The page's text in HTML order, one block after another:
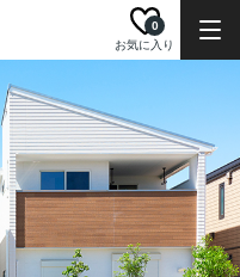
お気に入り
0